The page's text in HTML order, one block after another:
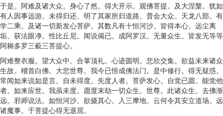
于是。阿难及诸大众。身心了然。得大开示。观佛菩提。及大涅槃。犹如
有人因事远游。未得归还。明了其家所归道路。普会大众。天龙八部。有
学二乘。及诸一切新发心菩萨。其数凡有十恒河沙。皆得本心。远尘离
垢。获法眼净。性比丘尼。闻说偈已。成阿罗汉。无量众生。皆发无等等
阿耨多罗三藐三菩提心。
阿难整衣服。望大众中。合掌顶礼。心迹圆明。悲欣交集。欲益未来诸众
生故。稽首白佛。大悲世尊。我今已悟成佛法门。是中修行。得无疑惑。
常闻如来说如是言。自未得度。先度人者。菩萨发心。自觉已圆。能觉他
者。如来应世。我虽未度。愿度末劫一切众生。世尊。此诸众生。去佛渐
远。邪师说法。如恒河沙。欲摄其心。入三摩地。云何令其安立道场。远
诸魔事。于菩提心得无退屈。